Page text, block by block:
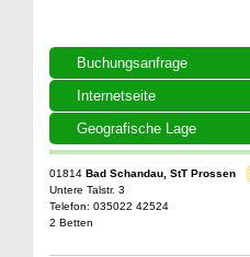
Buchungsanfrage
Internetseite
Geografische Lage
01814 Bad Schandau, StT Prossen
Untere Talstr. 3
Telefon: 035022 42524
2 Betten